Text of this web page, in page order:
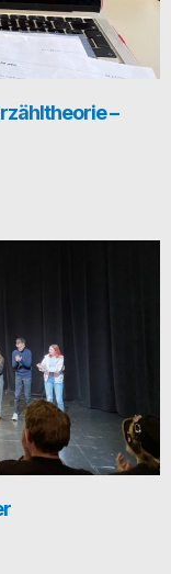
–